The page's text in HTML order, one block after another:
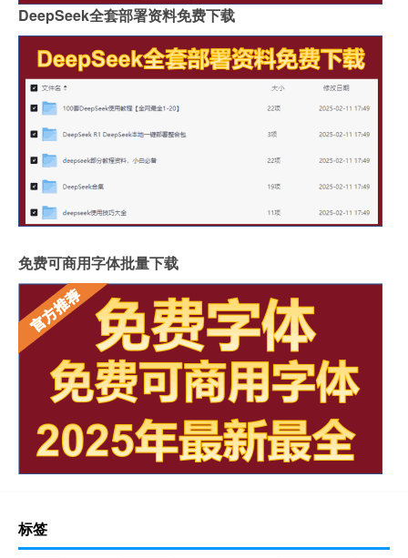
DeepSeek全套部署资料免费下载
免费可商用字体批量下载
标签